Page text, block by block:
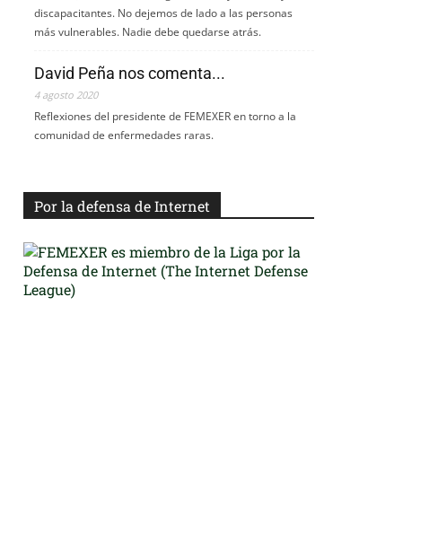
discapacitantes. No dejemos de lado a las personas
más vulnerables. Nadie debe quedarse atrás.
David Peña nos comenta...
4 agosto 2020
Reflexiones del presidente de FEMEXER en torno a la
comunidad de enfermedades raras.
Por la defensa de Internet